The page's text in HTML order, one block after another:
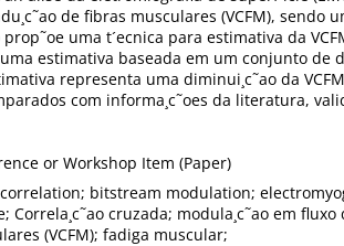
de fibras musculares (VCFM),
uma t´ecnica para estimativa da
estimativa baseada em um conjunto de
representa uma diminui¸c˜ao da
com informa¸c˜oes da literatura,
or Workshop Item (Paper)
bitstream modulation;
Correla¸c˜ao cruzada; modula¸c˜ao em
(VCFM); fadiga muscular;